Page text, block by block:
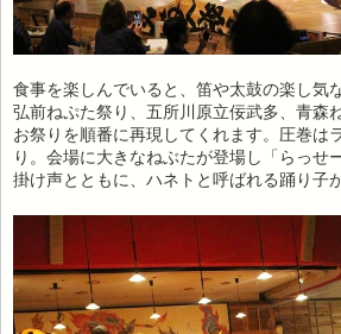
食事を楽しんでいると、笛や太鼓の楽し気
弘前ねぷた祭り、五所川原立佞武多、青森
お祭りを順番に再現してくれます。圧巻は
り。会場に大きなねぶたが登場し「らっせ
掛け声とともに、ハネトと呼ばれる踊り子